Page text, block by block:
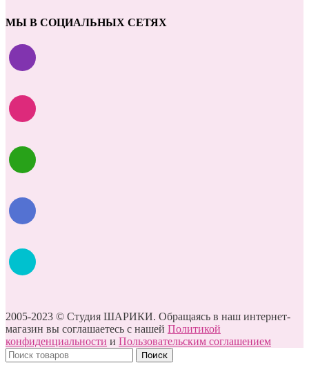
МЫ В СОЦИАЛЬНЫХ СЕТЯХ
2005-2023 © Студия ШАРИКИ. Обращаясь в наш интернет-
магазин вы соглашаетесь с нашей Политикой
конфиденциальности и Пользовательским соглашением
Поиск